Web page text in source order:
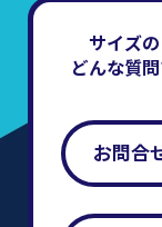
サイズ
どんな質
お問合